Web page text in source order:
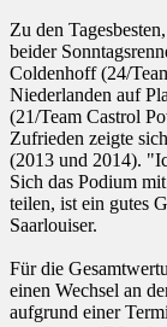
Zu den
beider
Coldenhoff (24/
Niederlanden auf
(21/Team Castrol
Zufrieden zeigte
(2013 und 2014).
Sich das Podium
teilen, ist ein gutes
Saarlouiser.
Für die
einen Wechsel an
aufgrund einer